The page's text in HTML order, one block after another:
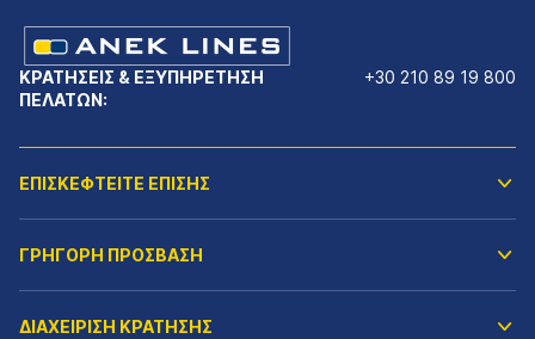
ΚΡΑΤΗΣΕΙΣ & ΕΞΥΠΗΡΕΤΗΣΗ
ΠΕΛΑΤΩΝ:
+30 210 89 19 800
ΕΠΙΣΚΕΦΤΕΙΤΕ ΕΠΙΣΗΣ
ΓΡΗΓΟΡΗ ΠΡΟΣΒΑΣΗ
ΔΙΑΧΕΙΡΙΣΗ ΚΡΑΤΗΣΗΣ